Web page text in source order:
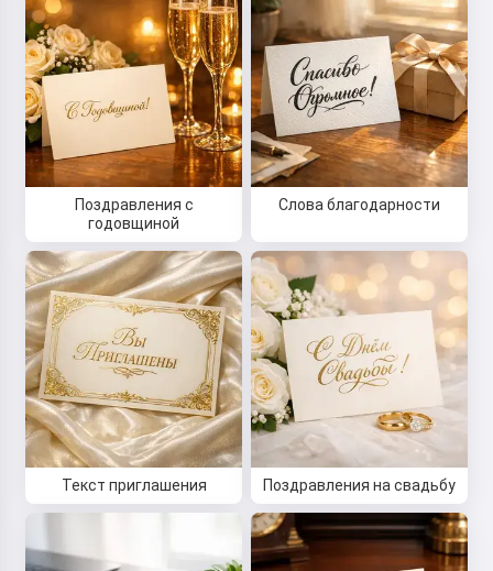
Поздравления с
годовщиной
Слова благодарности
Текст приглашения Поздравления на свадьбу